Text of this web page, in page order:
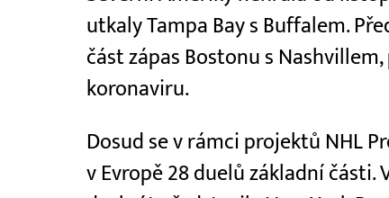
utkaly Tampa Bay s Buffalem.
část zápas Bostonu s
koronaviru.
Dosud se v rámci projektů NHL
v Evropě 28 duelů základní části.